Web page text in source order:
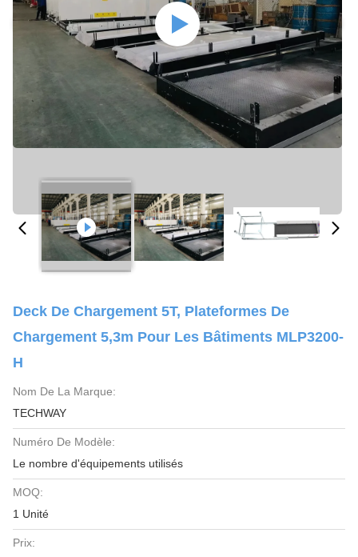
Deck De Chargement 5T, Plateformes De
Chargement 5,3m Pour Les Bâtiments MLP3200-
H
Nom De La Marque:
TECHWAY
Numéro De Modèle:
Le nombre d'équipements utilisés
MOQ:
1 Unité
Prix: